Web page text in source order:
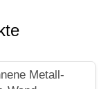
Metall-